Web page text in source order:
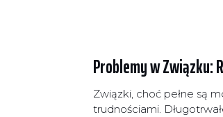
Problemy w Związku:
Związki, choć pełne są
trudnościami.